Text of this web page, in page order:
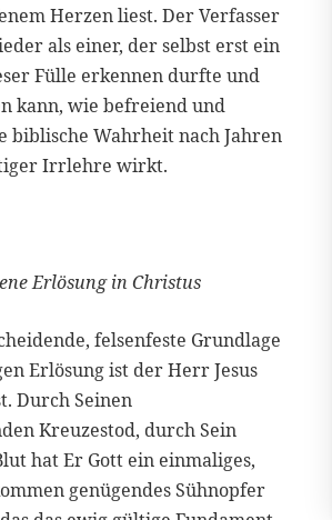
Herzen liest. Der Verfasser
als einer, der selbst erst ein
Fülle erkennen durfte und
kann, wie befreiend und
biblische Wahrheit nach Jahren
Irrlehre wirkt.
Erlösung in Christus
felsenfeste Grundlage
Erlösung ist der Herr Jesus
Durch Seinen
Kreuzestod, durch Sein
hat Er Gott ein einmaliges,
genügendes Sühnopfer